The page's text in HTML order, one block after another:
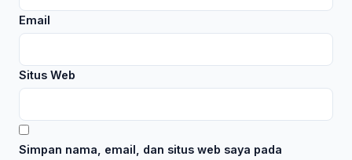
Email
Situs Web
Simpan nama, email, dan situs web saya pada